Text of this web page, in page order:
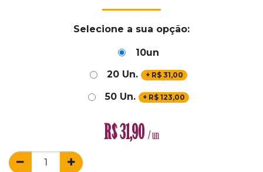
Selecione a sua opção:
10un
20 Un.
+ R$ 31,00
50 Un. + R$123,00
R$31,90 / un